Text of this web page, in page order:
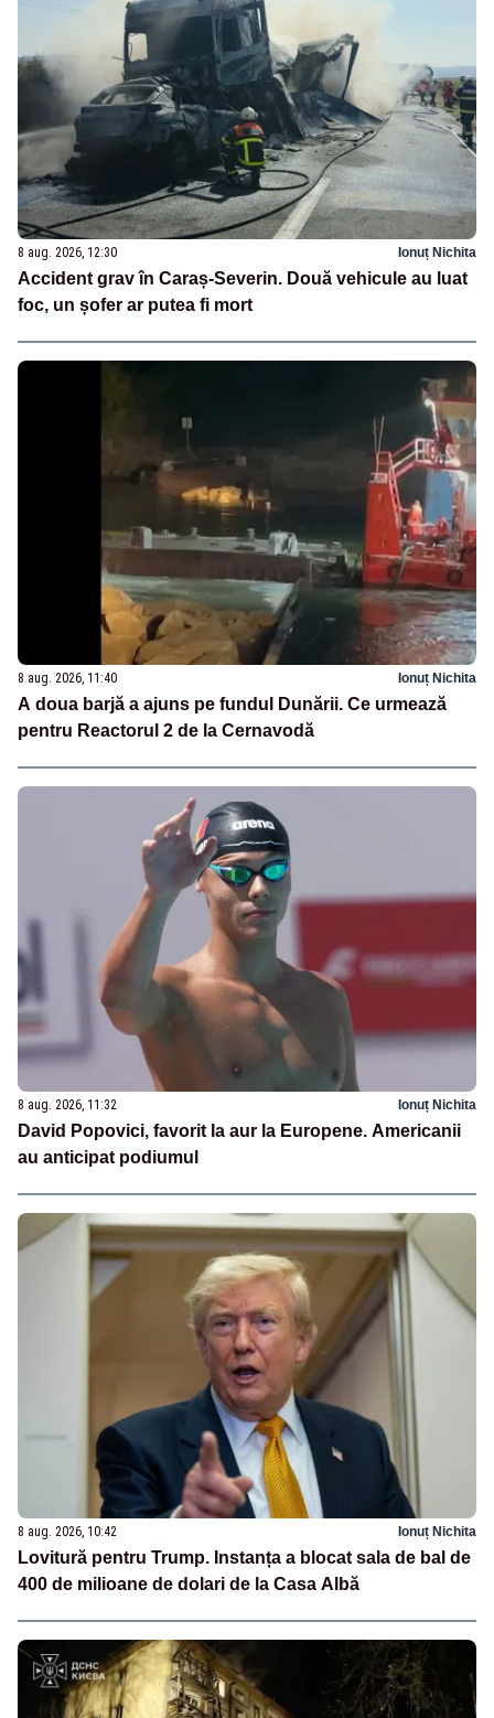
8 aug. 2026, 12:30 Ionuț Nichita
Accident grav în Caraș-Severin. Două vehicule au luat
foc, un șofer ar putea fi mort
8 aug. 2026, 11:40 Ionuț Nichita
A doua barjă a ajuns pe fundul Dunării. Ce urmează
pentru Reactorul 2 de la Cernavodă
8 aug. 2026, 11:32 Ionuț Nichita
David Popovici, favorit la aur la Europene. Americanii
au anticipat podiumul
8 aug. 2026, 10:42 Ionuț Nichita
Lovitură pentru Trump. Instanța a blocat sala de bal de
400 de milioane de dolari de la Casa Albă